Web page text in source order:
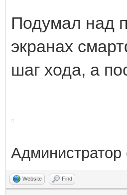
Подумал над
экранах
шаг хода, а
Администратор
Website Find